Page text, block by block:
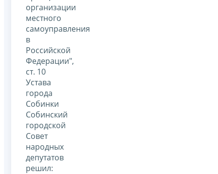
организации
местного
самоуправления
в
Российской
Федерации",
ст. 10
Устава
города
Собинки
Собинский
городской
Совет
народных
депутатов
решил: